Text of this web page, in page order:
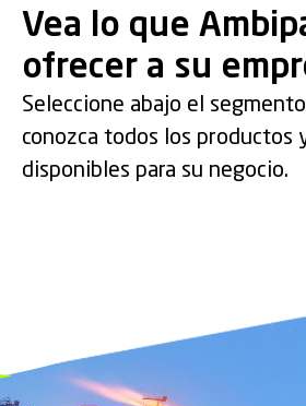
Emergency Response
Gestión de Crisis y
Emergencias.
Industrial Services
Limpieza Industrial,
Mantenimiento.
Environmental
Consultoría y Análisis
Remediaciones.
Maritime Services
Apoyo Portuario y
Vea lo que
ofrecer a su
Seleccione abajo el
conozca todos los productos
disponibles para su negocio.